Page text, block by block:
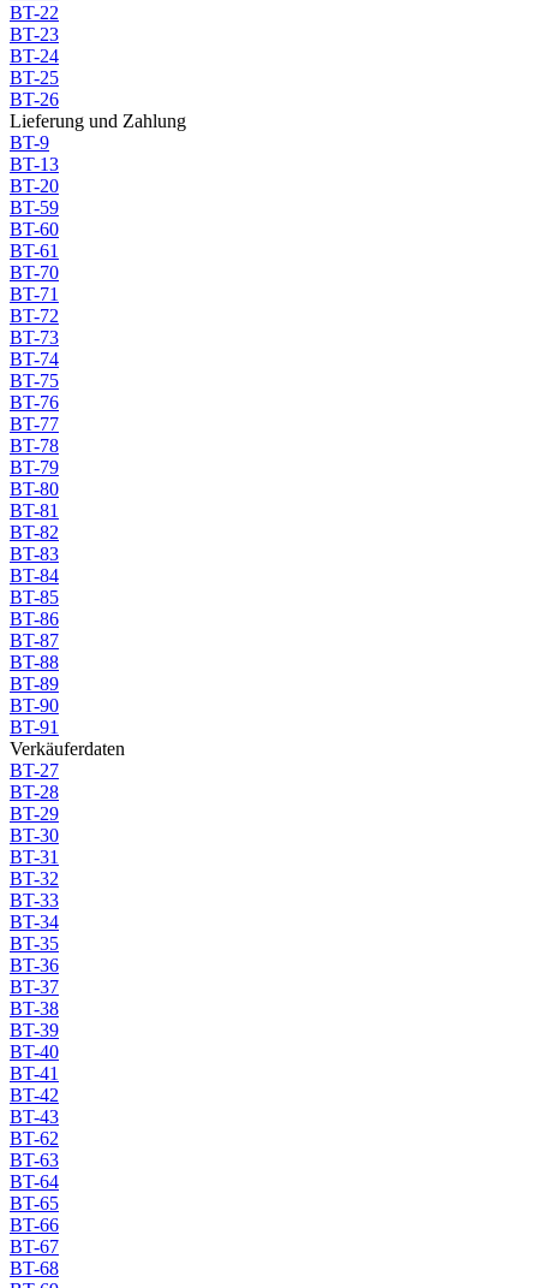
BT-22
BT-23
BT-24
BT-25
BT-26
Lieferung und Zahlung
BT-9
BT-13
BT-20
BT-59
BT-60
BT-61
BT-70
BT-71
BT-72
BT-73
BT-74
BT-75
BT-76
BT-77
BT-78
BT-79
BT-80
BT-81
BT-82
BT-83
BT-84
BT-85
BT-86
BT-87
BT-88
BT-89
BT-90
BT-91
Verkäuferdaten
BT-27
BT-28
BT-29
BT-30
BT-31
BT-32
BT-33
BT-34
BT-35
BT-36
BT-37
BT-38
BT-39
BT-40
BT-41
BT-42
BT-43
BT-62
BT-63
BT-64
BT-65
BT-66
BT-67
BT-68